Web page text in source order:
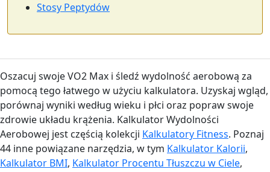
Stosy Peptydów
Oszacuj swoje VO2 Max i śledź wydolność aerobową za
pomocą tego łatwego w użyciu kalkulatora. Uzyskaj wgląd,
porównaj wyniki według wieku i płci oraz popraw swoje
zdrowie układu krążenia. Kalkulator Wydolności
Aerobowej jest częścią kolekcji Kalkulatory Fitness. Poznaj
44 inne powiązane narzędzia, w tym Kalkulator Kalorii,
Kalkulator BMI, Kalkulator Procentu Tłuszczu w Ciele,